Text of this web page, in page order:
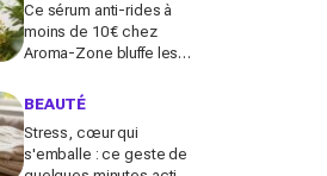
Ce sérum anti-rides à
moins de 10 € chez
Aroma-Zone bluffe les
effet botox-like venu de
BEAUTÉ
Stress, cœur qui
s'emballe : ce geste de